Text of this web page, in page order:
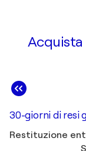
30-giorni di resi
Restituzione